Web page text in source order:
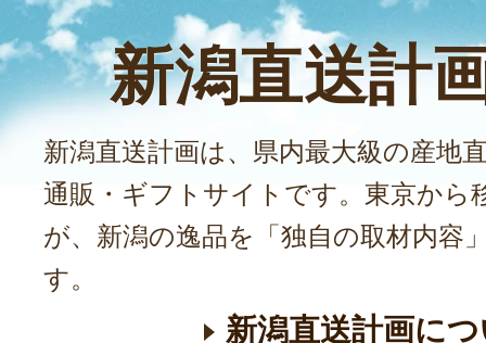
新潟直送計
新潟直送計画は、県内最大級の産地
通販・ギフトサイトです。東京から
が、新潟の逸品を「独自の取材内容
す。
新潟直送計画に